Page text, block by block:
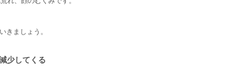
きましょう。
少してくる